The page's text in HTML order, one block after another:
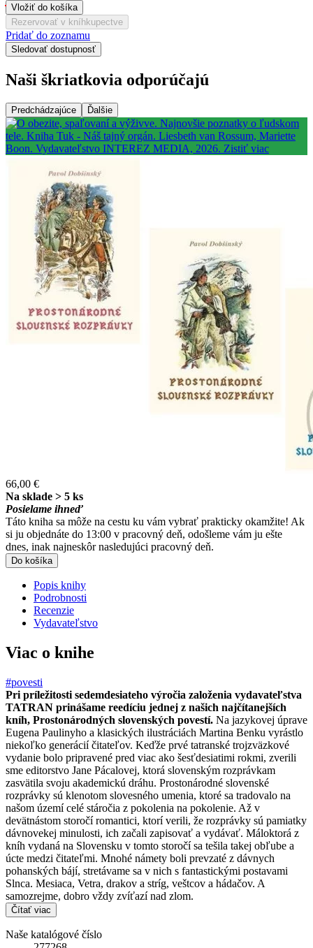
Vložiť do košíka
Rezervovať v kníhkupectve
Pridať do zoznamu
Sledovať dostupnosť
Naši škriatkovia odporúčajú
Predchádzajúce Ďalšie
66,00 €
Na sklade > 5 ks
Posielame ihneď
Táto kniha sa môže na cestu ku vám vybrať prakticky okamžite! Ak
si ju objednáte do 13:00 v pracovný deň, odošleme vám ju ešte
dnes, inak najneskôr nasledujúci pracovný deň.
Do košíka
Popis knihy
Podrobnosti
Recenzie
Vydavateľstvo
Viac o knihe
#povesti
Pri príležitosti sedemdesiateho výročia založenia vydavateľstva
TATRAN prinášame reedíciu jednej z našich najčítanejších
kníh, Prostonárodných slovenských povestí. Na jazykovej úprave
Eugena Paulinyho a klasických ilustráciách Martina Benku vyrástlo
niekoľko generácií čitateľov. Keďže prvé tatranské trojzväzkové
vydanie bolo pripravené pred viac ako šesťdesiatimi rokmi, zverili
sme editorstvo Jane Pácalovej, ktorá slovenským rozprávkam
zasvätila svoju akademickú dráhu. Prostonárodné slovenské
rozprávky sú klenotom slovesného umenia, ktoré sa tradovalo na
našom území celé stáročia z pokolenia na pokolenie. Až v
devätnástom storočí romantici, ktorí verili, že rozprávky sú pamiatky
dávnovekej minulosti, ich začali zapisovať a vydávať. Máloktorá z
kníh vydaná na Slovensku v tomto storočí sa tešila takej obľube a
úcte medzi čitateľmi. Mnohé námety boli prevzaté z dávnych
pohanských bájí, stretávame sa v nich s fantastickými postavami
Slnca. Mesiaca, Vetra, drakov a stríg, veštcov a hádačov. A
samozrejme, dobro vždy zvíťazí nad zlom.
Čítať viac
Naše katalógové číslo